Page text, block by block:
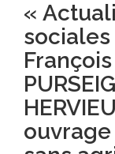
«
sociales
François